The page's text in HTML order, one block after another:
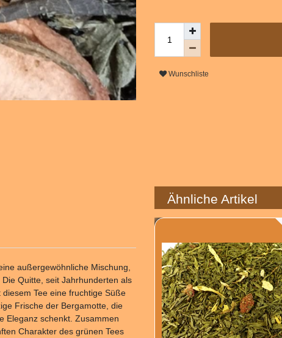
Wunschliste
außergewöhnliche Mischung,
Quitte, seit Jahrhunderten als
Tee eine fruchtige Süße
Frische der Bergamotte, die
Eleganz schenkt. Zusammen
Charakter des grünen Tees
Ähnliche Artikel